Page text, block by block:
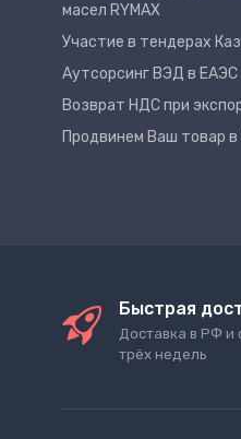
масел RYMAX
Участие в тендерах
Аутсорсинг ВЭД в ЕАЭС
Возврат НДС при
Продвинем Ваш товар
Быстрая
Доставка в РФ и
трёх недель